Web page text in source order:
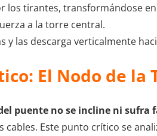
los tirantes, transformándose
a la torre central.
y las descarga verticalmente
El Nodo de la
puente no se incline ni sufra
cables. Este punto crítico se